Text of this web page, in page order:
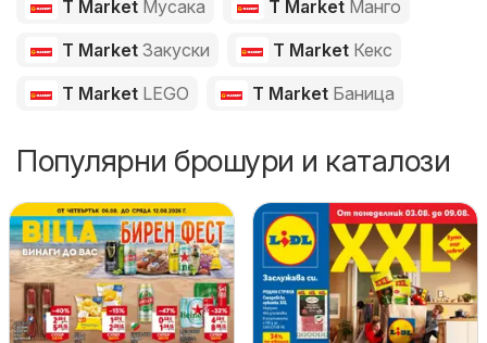
T Market Мусака T Market Манго
T Market Закуски T Market Кекс
T Market LEGO T Market Баница
Популярни брошури и каталози